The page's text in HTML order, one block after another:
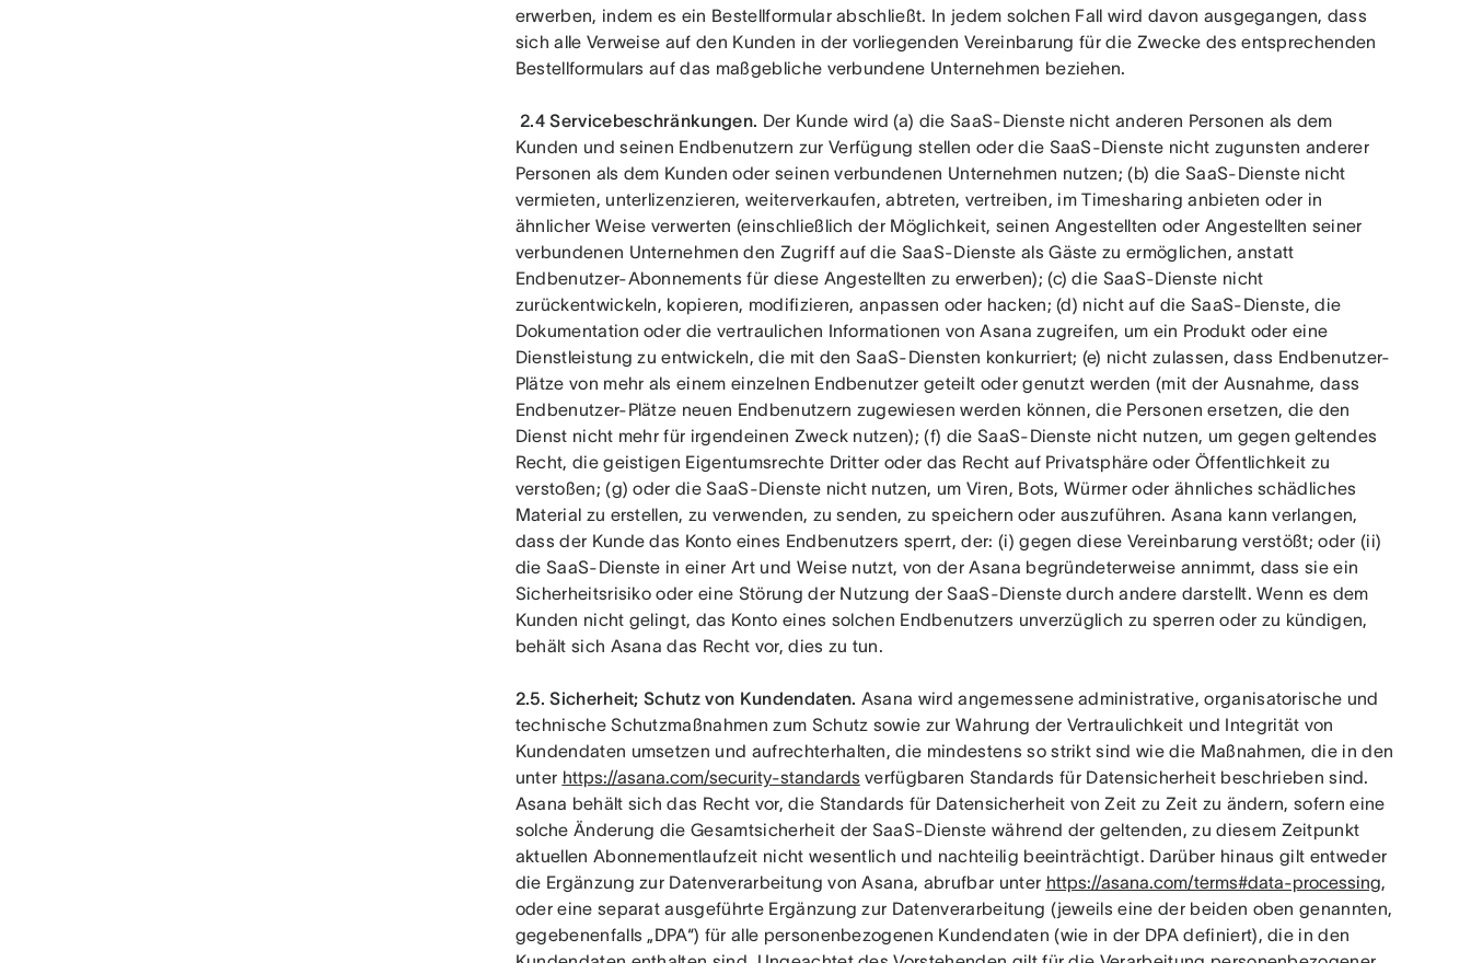
erwerben, indem es ein Bestellformular abschließt. In jedem solchen Fall wird davon ausgegangen, dass
sich alle Verweise auf den Kunden in der vorliegenden Vereinbarung für die Zwecke des entsprechenden
Bestellformulars auf das maßgebliche verbundene Unternehmen beziehen.
2.4 Servicebeschränkungen. Der Kunde wird (a) die SaaS-Dienste nicht anderen Personen als dem
Kunden und seinen Endbenutzern zur Verfügung stellen oder die SaaS-Dienste nicht zugunsten anderer
Personen als dem Kunden oder seinen verbundenen Unternehmen nutzen; (b) die SaaS-Dienste nicht
vermieten, unterlizenzieren, weiterverkaufen, abtreten, vertreiben, im Timesharing anbieten oder in
ähnlicher Weise verwerten (einschließlich der Möglichkeit, seinen Angestellten oder Angestellten seiner
verbundenen Unternehmen den Zugriff auf die SaaS-Dienste als Gäste zu ermöglichen, anstatt
Endbenutzer-Abonnements für diese Angestellten zu erwerben); (c) die SaaS-Dienste nicht
zurückentwickeln, kopieren, modifizieren, anpassen oder hacken; (d) nicht auf die SaaS-Dienste, die
Dokumentation oder die vertraulichen Informationen von Asana zugreifen, um ein Produkt oder eine
Dienstleistung zu entwickeln, die mit den SaaS-Diensten konkurriert; (e) nicht zulassen, dass Endbenutzer-
Plätze von mehr als einem einzelnen Endbenutzer geteilt oder genutzt werden (mit der Ausnahme, dass
Endbenutzer-Plätze neuen Endbenutzern zugewiesen werden können, die Personen ersetzen, die den
Dienst nicht mehr für irgendeinen Zweck nutzen); (f) die SaaS-Dienste nicht nutzen, um gegen geltendes
Recht, die geistigen Eigentumsrechte Dritter oder das Recht auf Privatsphäre oder Öffentlichkeit zu
verstoßen; (g) oder die SaaS-Dienste nicht nutzen, um Viren, Bots, Würmer oder ähnliches schädliches
Material zu erstellen, zu verwenden, zu senden, zu speichern oder auszuführen. Asana kann verlangen,
dass der Kunde das Konto eines Endbenutzers sperrt, der: (i) gegen diese Vereinbarung verstößt; oder (ii)
die SaaS-Dienste in einer Art und Weise nutzt, von der Asana begründeterweise annimmt, dass sie ein
Sicherheitsrisiko oder eine Störung der Nutzung der SaaS-Dienste durch andere darstellt. Wenn es dem
Kunden nicht gelingt, das Konto eines solchen Endbenutzers unverzüglich zu sperren oder zu kündigen,
behält sich Asana das Recht vor, dies zu tun.
2.5. Sicherheit; Schutz von Kundendaten. Asana wird angemessene administrative, organisatorische und
technische Schutzmaßnahmen zum Schutz sowie zur Wahrung der Vertraulichkeit und Integrität von
Kundendaten umsetzen und aufrechterhalten, die mindestens so strikt sind wie die Maßnahmen, die in den
unter https://asana.com/security-standards verfügbaren Standards für Datensicherheit beschrieben sind.
Asana behält sich das Recht vor, die Standards für Datensicherheit von Zeit zu Zeit zu ändern, sofern eine
solche Änderung die Gesamtsicherheit der SaaS-Dienste während der geltenden, zu diesem Zeitpunkt
aktuellen Abonnementlaufzeit nicht wesentlich und nachteilig beeinträchtigt. Darüber hinaus gilt entweder
die Ergänzung zur Datenverarbeitung von Asana, abrufbar unter https://asana.com/terms#data-processing,
oder eine separat ausgeführte Ergänzung zur Datenverarbeitung (jeweils eine der beiden oben genannten,
gegebenenfalls „DPA“) für alle personenbezogenen Kundendaten (wie in der DPA definiert), die in den